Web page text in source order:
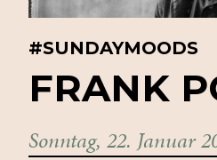
#SUNDAYMOODS
FRANK
Sonntag, 22. Januar